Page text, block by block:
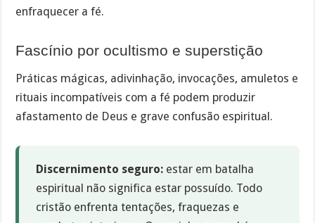
enfraquecer a fé.
Fascínio por ocultismo e superstição
Práticas mágicas, adivinhação, invocações, amuletos e
rituais incompatíveis com a fé podem produzir
afastamento de Deus e grave confusão espiritual.
Discernimento seguro: estar em batalha
espiritual não significa estar possuído. Todo
cristão enfrenta tentações, fraquezas e